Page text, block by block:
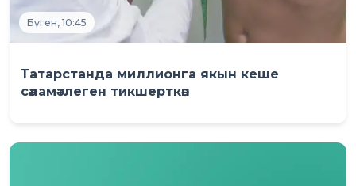
Бүген, 10:45
Татарстанда миллионга якын кеше
сәламәтлеген тикшерткән